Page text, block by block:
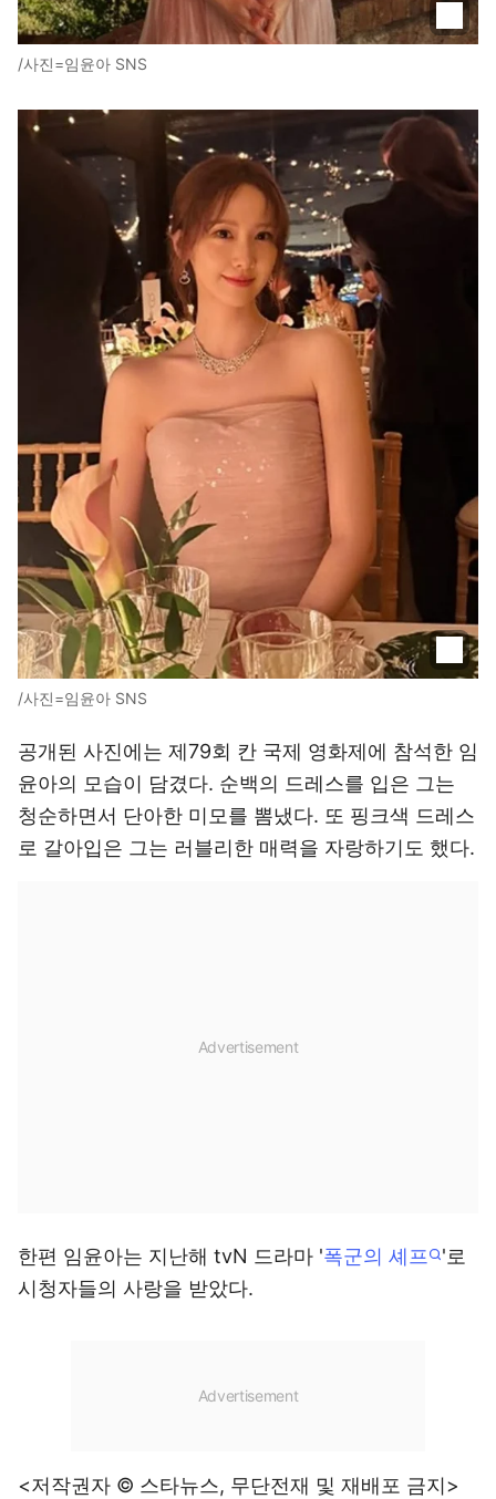
/사진=임윤아 SNS
/사진=임윤아 SNS
공개된 사진에는 제79회 칸 국제 영화제에 참석한 임
윤아의 모습이 담겼다. 순백의 드레스를 입은 그는
청순하면서 단아한 미모를 뽐냈다. 또 핑크색 드레스
로 갈아입은 그는 러블리한 매력을 자랑하기도 했다.
한편 임윤아는 지난해 tvN 드라마 '폭군의 셰프
'로
시청자들의 사랑을 받았다.
<저작권자 © 스타뉴스, 무단전재 및 재배포 금지>